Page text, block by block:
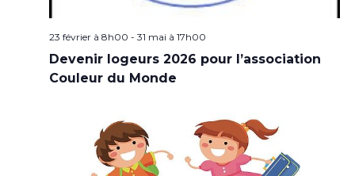
23 février à 8h00 - 31 mai à 17h00
Devenir logeurs 2026 pour l’association
Couleur du Monde